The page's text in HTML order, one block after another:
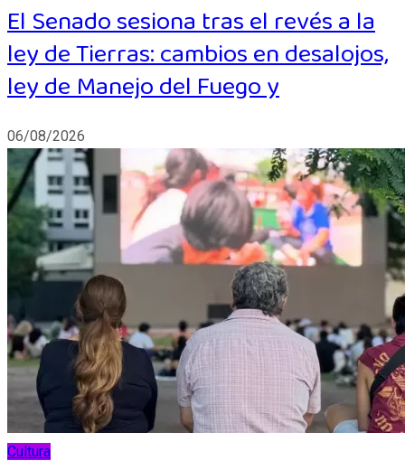
El Senado sesiona tras el revés a la
ley de Tierras: cambios en desalojos,
ley de Manejo del Fuego y
06/08/2026
Cultura